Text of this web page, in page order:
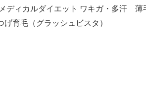
ィカルダイエット ワキガ・多汗
毛（グラッシュビスタ）